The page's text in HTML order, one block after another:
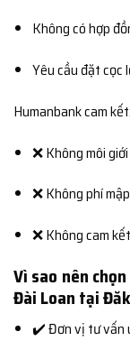
Không có hợp
Yêu cầu đặt cọc
Humanbank cam kết:
❌ Không môi
❌ Không phí
❌ Không cam
Vì sao nên
Đài Loan tại
✔️ Đơn vị tư vấn